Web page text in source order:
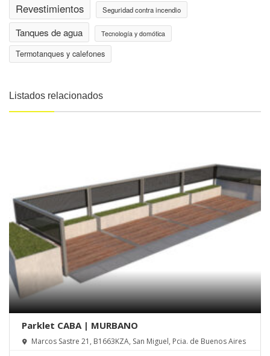
Revestimientos Seguridad contra incendio
Tanques de agua Tecnología y domótica
Termotanques y calefones
Listados relacionados
Parklet CABA | MURBANO
Marcos Sastre 21, B1663KZA, San Miguel, Pcia. de Buenos Aires